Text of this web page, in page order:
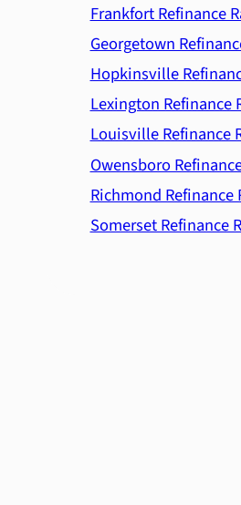
Frankfort Refinance
Georgetown
Hopkinsville
Lexington Refinance
Louisville Refinance
Owensboro
Richmond Refinance
Somerset Refinance